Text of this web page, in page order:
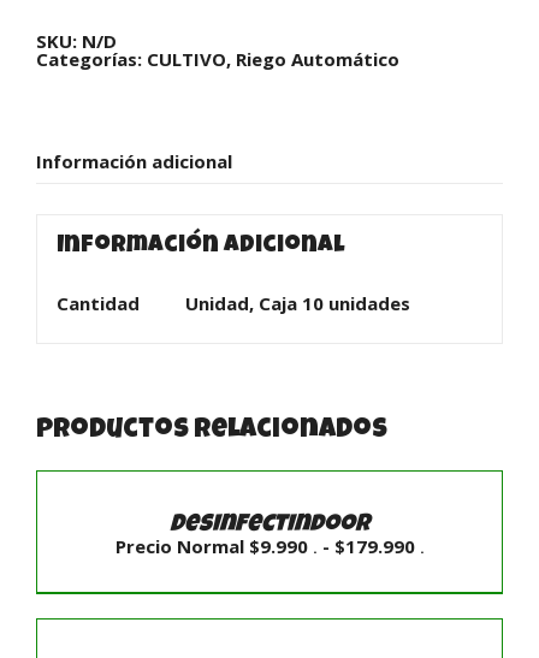
SKU: N/D
Categorías: CULTIVO, Riego Automático
Información adicional
Información adicional
Cantidad Unidad, Caja 10 unidades
Productos relacionados
DETALLES
Desinfectindoor
Precio Normal $9.990 . - $179.990 .Rango
desde
Precio